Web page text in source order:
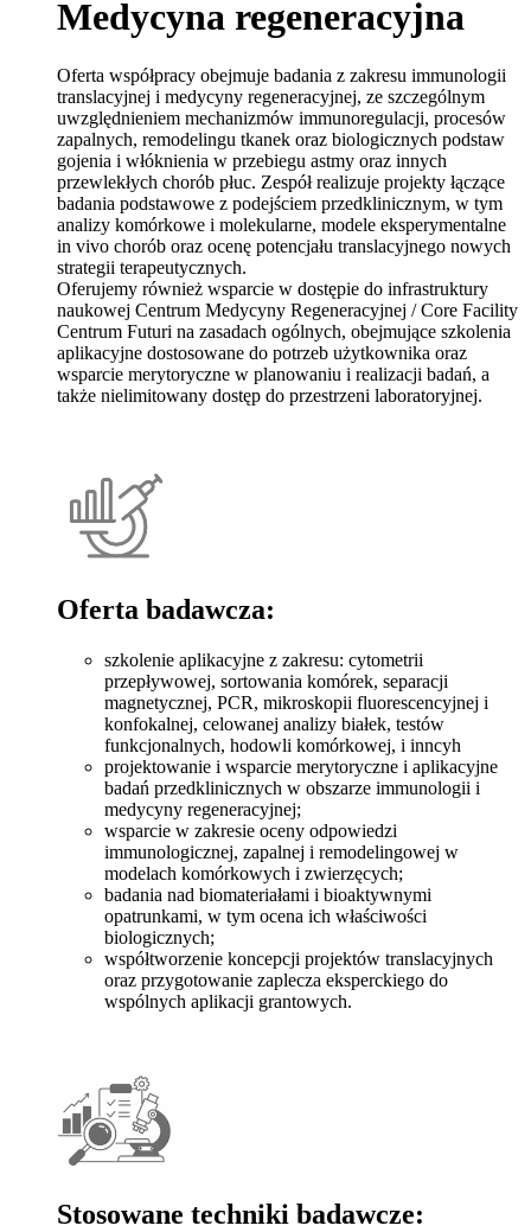
Medycyna regeneracyjna
Oferta współpracy obejmuje badania z zakresu immunologii
translacyjnej i medycyny regeneracyjnej, ze szczególnym
uwzględnieniem mechanizmów immunoregulacji, procesów
zapalnych, remodelingu tkanek oraz biologicznych podstaw
gojenia i włóknienia w przebiegu astmy oraz innych
przewlekłych chorób płuc. Zespół realizuje projekty łączące
badania podstawowe z podejściem przedklinicznym, w tym
analizy komórkowe i molekularne, modele eksperymentalne
in vivo chorób oraz ocenę potencjału translacyjnego nowych
strategii terapeutycznych.
Oferujemy również wsparcie w dostępie do infrastruktury
naukowej Centrum Medycyny Regeneracyjnej / Core Facility
Centrum Futuri na zasadach ogólnych, obejmujące szkolenia
aplikacyjne dostosowane do potrzeb użytkownika oraz
wsparcie merytoryczne w planowaniu i realizacji badań, a
także nielimitowany dostęp do przestrzeni laboratoryjnej.
Oferta badawcza:
szkolenie aplikacyjne z zakresu: cytometrii
przepływowej, sortowania komórek, separacji
magnetycznej, PCR, mikroskopii fluorescencyjnej i
konfokalnej, celowanej analizy białek, testów
funkcjonalnych, hodowli komórkowej, i inncyh
projektowanie i wsparcie merytoryczne i aplikacyjne
badań przedklinicznych w obszarze immunologii i
medycyny regeneracyjnej;
wsparcie w zakresie oceny odpowiedzi
immunologicznej, zapalnej i remodelingowej w
modelach komórkowych i zwierzęcych;
badania nad biomateriałami i bioaktywnymi
opatrunkami, w tym ocena ich właściwości
biologicznych;
współtworzenie koncepcji projektów translacyjnych
oraz przygotowanie zaplecza eksperckiego do
wspólnych aplikacji grantowych.
Stosowane techniki badawcze: